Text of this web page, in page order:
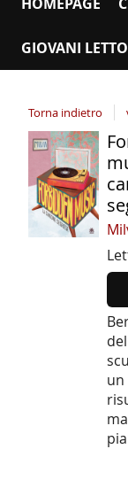
GIOVANI
Torna indietro
Dettaglio
del
documento
un